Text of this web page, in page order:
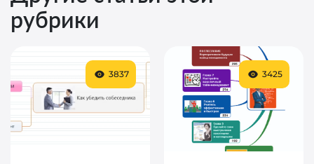
рубрики
3837 3425